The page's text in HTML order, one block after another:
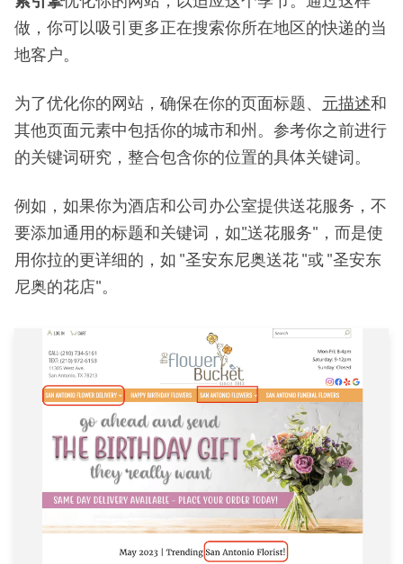
做，你可以吸引更多正在搜索你所在地区的快递的当
地客户。
为了优化你的网站，确保在你的页面标题、 元描述和
其他页面元素中包括你的城市和州。参考你之前进行
的关键词研究，整合包含你的位置的具体关键词。
例如，如果你为酒店和公司办公室提供送花服务，不
要添加通用的标题和关键词，如"送花服务"，而是使
用你拉的更详细的，如 "圣安东尼奥送花 "或 "圣安东
尼奥的花店"。